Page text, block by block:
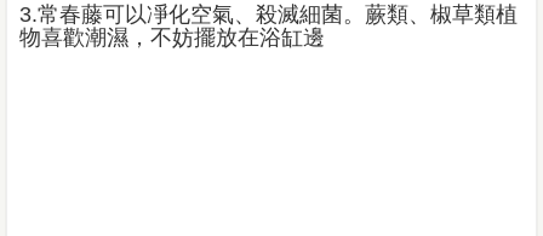
3.常春藤可以凈化空氣、殺滅細菌。蕨類、椒草類植
物喜歡潮濕，不妨擺放在浴缸邊